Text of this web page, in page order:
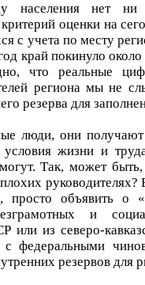
населения нет
оценки на
с учета по месту
край покинуло
что реальные
региона мы не
резерва для
люди, они
жизни и
Так, может
руководителях?
объявить о
и
из северо-
с федеральными
резервов для